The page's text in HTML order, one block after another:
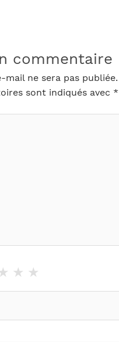
commentaire
mail ne sera pas publiée.
sont indiqués avec *
★
★